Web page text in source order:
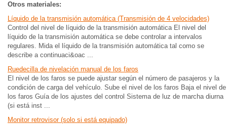
Otros materiales:
Líquido de la transmisión automática (Transmisión de 4 velocidades)
Control del nivel de líquido de la transmisión automática El nivel del
líquido de la transmisión automática se debe controlar a intervalos
regulares. Mida el líquido de la transmisión automática tal como se
describe a continuaci&oac ...
Ruedecilla de nivelación manual de los faros
El nivel de los faros se puede ajustar según el número de pasajeros y la
condición de carga del vehículo. Sube el nivel de los faros Baja el nivel de
los faros Guía de los ajustes del control Sistema de luz de marcha diurna
(si está inst ...
Monitor retrovisor (solo si está equipado)